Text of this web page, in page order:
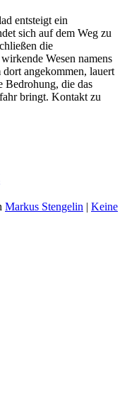
entsteigt ein
sich auf dem Weg zu
die
Wesen namens
angekommen, lauert
Bedrohung, die das
bringt. Kontakt zu
Markus Stengelin | Keine